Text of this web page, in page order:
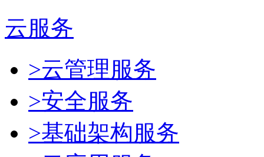
云服务
>云管理服务
>安全服务
>基础架构服务